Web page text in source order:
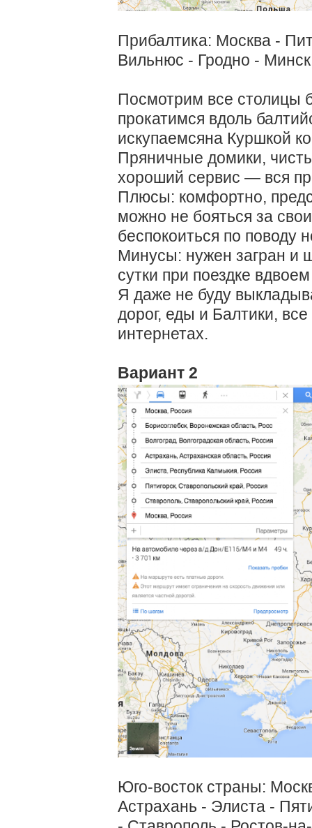
Прибалтика: Москва -
Вильнюс - Гродно -
Посмотрим все столицы
прокатимся вдоль
искупаемсяна Куршкой
Пряничные домики,
хороший сервис — вся
Плюсы: комфортно,
можно не бояться за
беспокоиться по поводу
Минусы: нужен загран и
сутки при поездке
Я даже не буду
дорог, еды и Балтики,
интернетах.
Вариант 2
Юго-восток страны:
Астрахань - Элиста -